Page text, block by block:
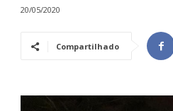
20/05/2020
Compartilhado